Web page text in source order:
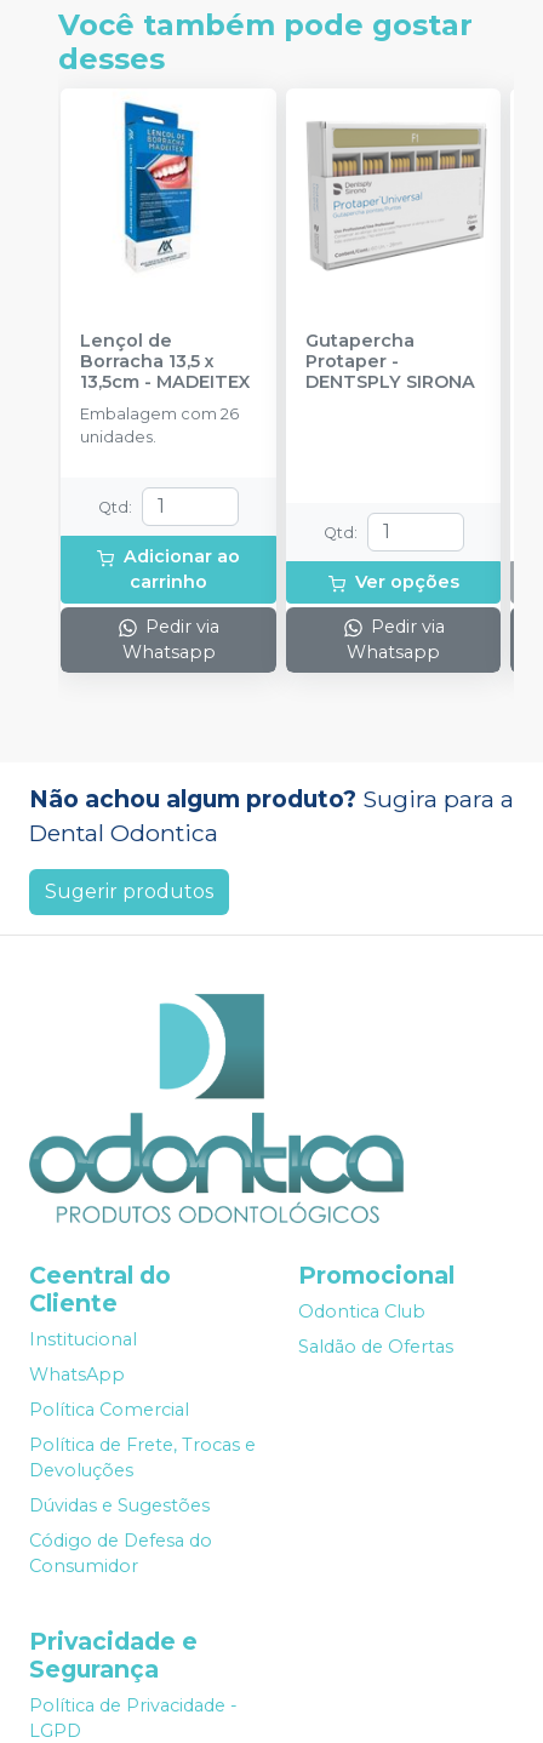
Você também pode gostar
desses
Lençol de
Borracha 13,5 x
13,5cm - MADEITEX
Embalagem com 26
unidades.
Qtd :
Adicionar ao
carrinho
Pedir via
Whatsapp
Gutapercha
Protaper-
DENTSPLY SIRONA
Qtd :
Ver opções
Pedir via
Whatsapp
Não achou algum produto? Sugira para a
Dental Odontica
Sugerir produtos
Ceentral do
Cliente
Institucional
WhatsApp
Política Comercial
Política de Frete, Trocas e
Devoluções
Dúvidas e Sugestões
Código de Defesa do
Consumidor
Promocional
Odontica Club
Saldão de Ofertas
Privacidade e
Segurança
Política de Privacidade -
LGPD